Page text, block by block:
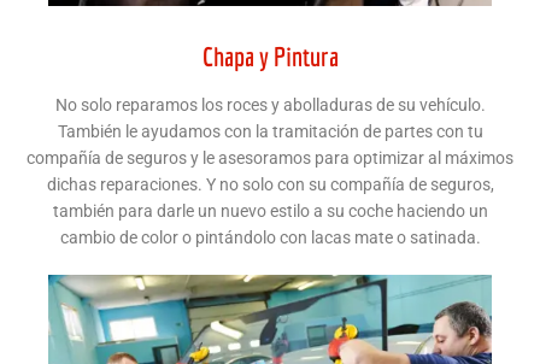
Chapa y Pintura
No solo reparamos los roces y abolladuras de su vehículo.
También le ayudamos con la tramitación de partes con tu
compañía de seguros y le asesoramos para optimizar al máximos
dichas reparaciones. Y no solo con su compañía de seguros,
también para darle un nuevo estilo a su coche haciendo un
cambio de color o pintándolo con lacas mate o satinada.